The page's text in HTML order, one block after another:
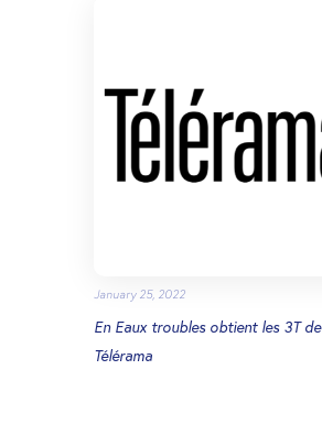
January 25, 2022
En Eaux troubles obtient les 3T de
Télérama